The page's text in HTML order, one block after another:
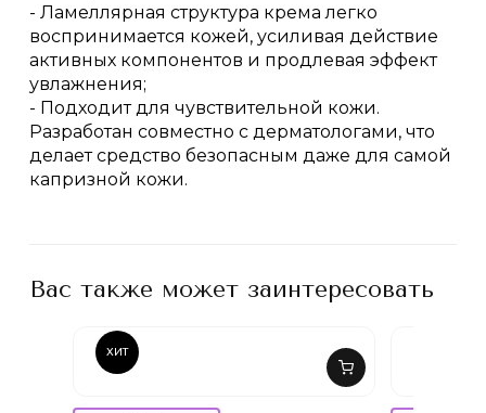
- Ламеллярная структура крема легко
воспринимается кожей, усиливая действие
активных компонентов и продлевая эффект
увлажнения;
- Подходит для чувствительной кожи.
Разработан совместно с дерматологами, что
делает средство безопасным даже для самой
капризной кожи.
Вас также может заинтересовать
ХИТ